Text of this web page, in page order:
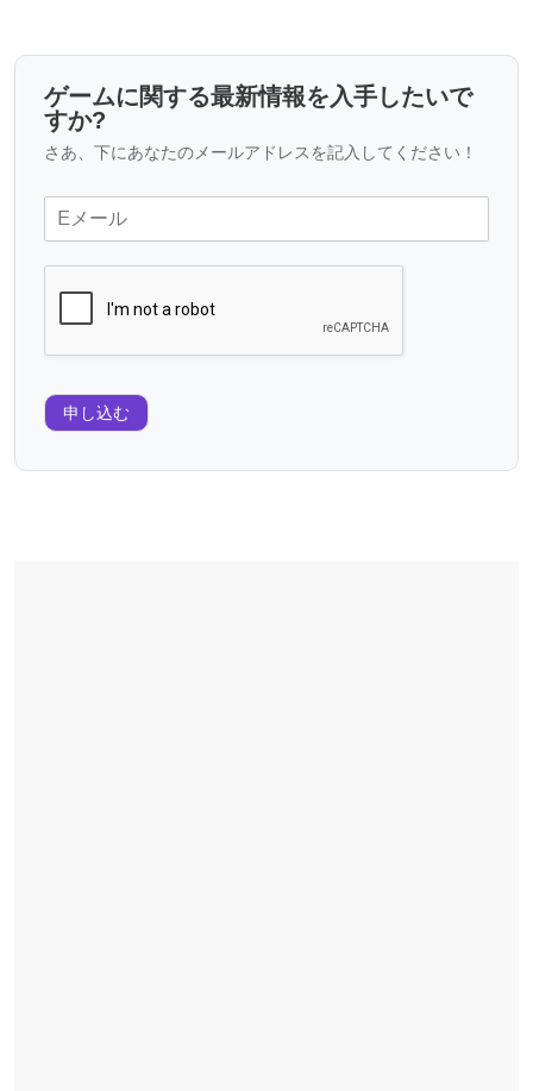
ゲームに関する最新情報を入手したいで
すか?
さあ、下にあなたのメールアドレスを記入してください！
申し込む